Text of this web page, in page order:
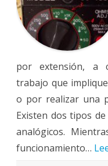
por extensión, a
trabajo que
o por realizar una
Existen dos tipos
analógicos.
funcionamiento…